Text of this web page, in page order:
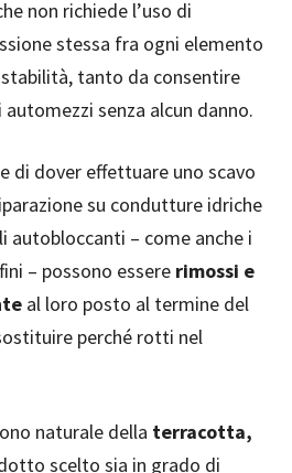
non richiede l’uso di
stessa fra ogni elemento
stabilità, tanto da consentire
senza alcun danno.
di dover effettuare uno scavo
su condutture idriche
autobloccanti – come anche i
– possono essere rimossi e
al loro posto al termine del
perché rotti nel
naturale della terracotta,
scelto sia in grado di